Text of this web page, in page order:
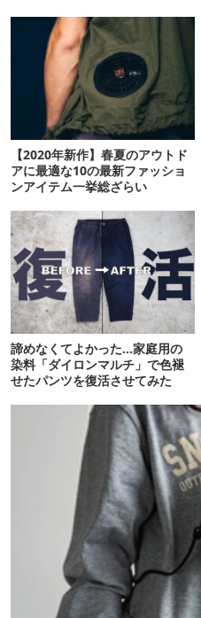
【2020年新作】春夏のアウトド
アに最適な10の最新ファッショ
ンアイテム一挙総ざらい
諦めなくてよかった…家庭用の
染料「ダイロンマルチ」で色褪
せたパンツを復活させてみた